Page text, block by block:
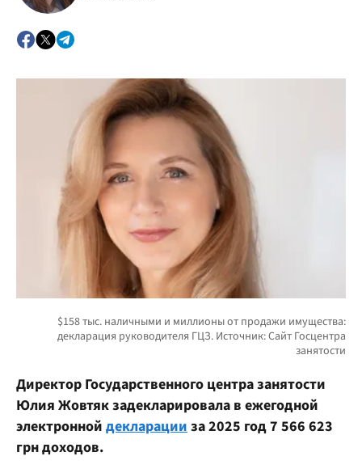
Директор Государственного центра занятости
Юлия Жовтяк задекларировала в ежегодной
электронной декларации за 2025 год7 566 623
грн доходов.